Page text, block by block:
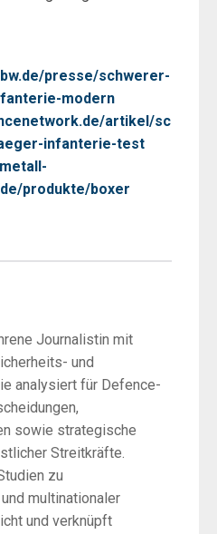
presse/schwerer-
modern
artikel/sc
infanterie-test
produkte/boxer
Journalistin mit
und
analysiert für Defence-
sowie strategische
Streitkräfte.
zu
multinationaler
und verknüpft